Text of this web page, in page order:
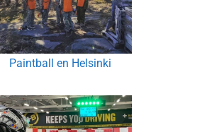
Paintball en Helsinki